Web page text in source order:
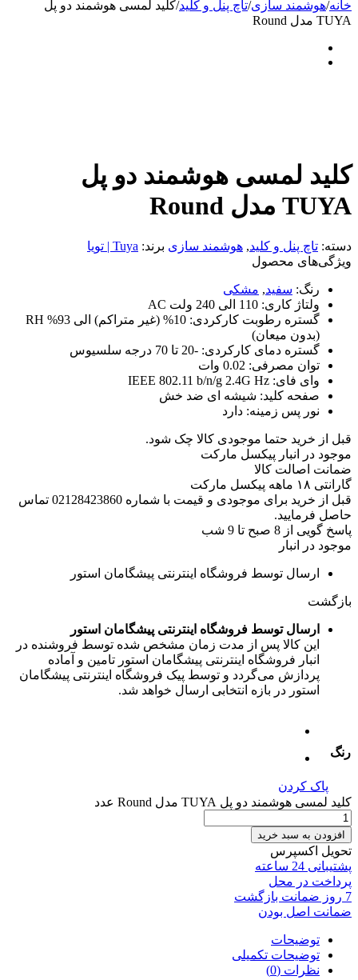
خانه/هوشمند سازی/تاچ پنل و کلید/کلید لمسی هوشمند دو پل
TUYA مدل Round
کلید لمسی هوشمند دو پل
TUYA مدل Round
دسته: تاچ پنل و کلید, هوشمند سازی برند: Tuya | تویا
ویژگی‌های محصول
رنگ: سفید, مشکی
ولتاژ کاری: 110 الی 240 ولت AC
گستره رطوبت کارکردی:
10% (غیر متراکم) الی 93% RH
(بدون میعان)
گستره دمای کارکردی: -20 تا 70 درجه سلسیوس
توان مصرفی: 0.02 وات
وای فای: IEEE 802.11 b/n/g 2.4G Hz
صفحه کلید: شیشه ای ضد خش
نور پس زمینه: دارد
قبل از خرید حتما موجودی کالا چک شود.
موجود در انبار پیکسل مارکت
ضمانت اصالت کالا
گارانتی ۱۸ ماهه پیکسل مارکت
قبل از خرید برای موجودی و قیمت با شماره 02128423860 تماس
حاصل فرمایید.
پاسخ گویی از 8 صبح تا 9 شب
موجود در انبار
ارسال توسط فروشگاه اینترنتی پیشگامان استور
بازگشت
ارسال توسط فروشگاه اینترنتی پیشگامان استور
این کالا پس از مدت زمان مشخص شده توسط فروشنده در
انبار فروشگاه اینترنتی پیشگامان استور تامین و آماده
پردازش می‌گردد و توسط پیک فروشگاه اینترنتی پیشگامان
استور در بازه انتخابی ارسال خواهد شد.
رنگ
پاک کردن
کلید لمسی هوشمند دو پل TUYA مدل Round عدد
افزودن به سبد خرید
تحویل اکسپرس
پشتیبانی 24 ساعته
پرداخت در محل
7 روز ضمانت بازگشت
ضمانت اصل بودن
توضیحات
توضیحات تکمیلی
نظرات (0)